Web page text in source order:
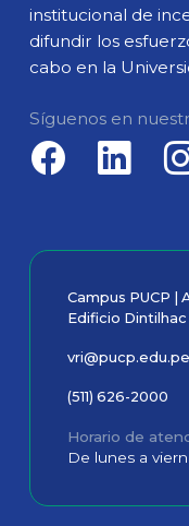
institucional de
difundir los
cabo en la
Síguenos en
Campus PUCP |
Edificio Dintilhac
vri@pucp.edu.pe
(511) 626-2000
Horario de
De lunes a